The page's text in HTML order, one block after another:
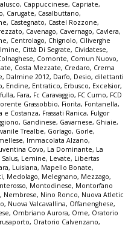
, Cappuccinese, Capriate,
, Carugate, Casalbuttano,
, Castegnato, Castel Rozzone,
, Cavenago, Cavernago, Cavlera,
, Centrolago, Chignolo, Ciliverghe
, Città Di Segrate, Cividatese,
, Comonte, Comun Nuovo,
, Costa Mezzate, Credaro, Crema
, Dalmine 2012, Darfo, Desio, dilettanti
, Endine, Entratico, Erbusco, Excelsior,
, Fara, Fc Caravaggio, FC Curno, FCD
Grassobbio, Fiorita, Fontanella,
e Costanza, Frassati Ranica, Fulgor
, Gandinese, Gavarnese, Ghiaie,
Trealbe, Gorlago, Gorle,
, Immacolata Alzano,
Covo, La Dominante, La
, Lemine, Levate, Libertas
, Luisiana, Mapello Bonate,
, Medolago, Melegnano, Mezzago,
, Montodinese, Montorfano
, Nembrese, Nino Ronco, Nuova Atletic
, Nuova Valcavallina, Offanenghese,
, Ombriano Aurora, Ome, Oratorio
, Oratorio Calvenzano,